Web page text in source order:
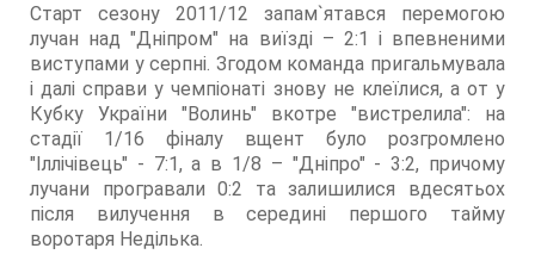
Старт сезону 2011/12 запам`ятався перемогою
лучан над "Дніпром" на виїзді – 2:1 і впевненими
виступами у серпні. Згодом команда пригальмувала
і далі справи у чемпіонаті знову не клеїлися, а от у
Кубку України "Волинь" вкотре "вистрелила": на
стадії 1/16 фіналу вщент було розгромлено
"Іллічівець" - 7:1, а в 1/8 – "Дніпро" - 3:2, причому
лучани програвали 0:2 та залишилися вдесятьох
після вилучення в середині першого тайму
воротаря Неділька.